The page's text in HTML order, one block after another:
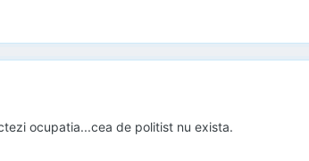
ocupatia...cea de politist nu exista.